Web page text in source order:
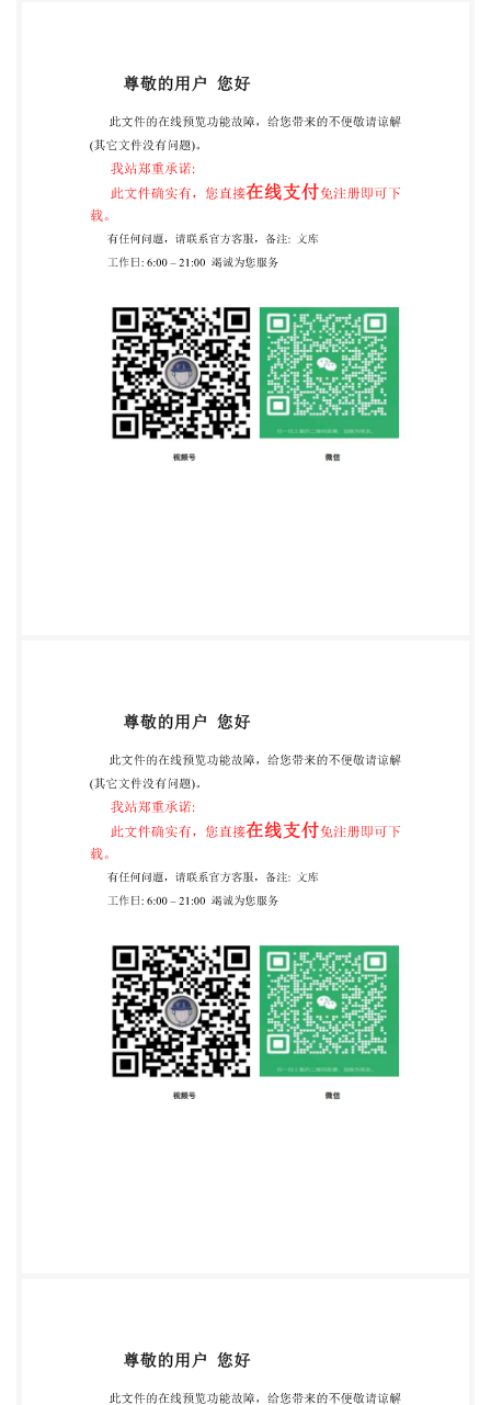
定夹具和加荷夹具见图A.1。” 本标准的附录 A为规范
性附录。 本标准由中国轻工业联合会提出。 本标准
由全国塑料制品标准化技术委员会归口。 本标准起草
单位：北京工商大学、国家塑料制品质量监督检验中
心（北京）、江苏省化工研究所有限 公司、山东省塑
料工业检测中心。 本标准主要起草人：陈倩、王向